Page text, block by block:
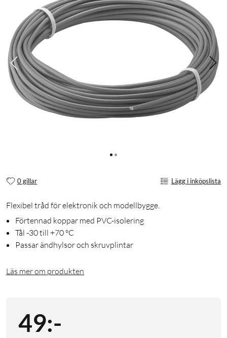
0 gillar Lägg i inköpslista
Flexibel tråd för elektronik och modellbygge.
Förtennad koppar med PVC-isolering
Tål -30 till +70 °C
Passar ändhylsor och skruvplintar
Läs mer om produkten
49:-